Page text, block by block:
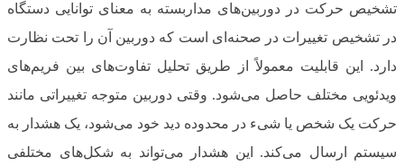
تشخیص حرکت در دوربین‌های مداربسته به معنای توانایی دستگاه
در تشخیص تغییرات در صحنه‌ای است که دوربین آن را تحت نظارت
دارد. این قابلیت معمولاً از طریق تحلیل تفاوت‌های بین فریم‌های
ویدئویی مختلف حاصل می‌شود. وقتی دوربین متوجه تغییراتی مانند
حرکت یک شخص یا شیء در محدوده دید خود می‌شود، یک هشدار به
سیستم ارسال می‌کند. این هشدار می‌تواند به شکل‌های مختلفی